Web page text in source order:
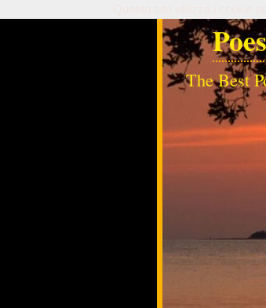
The Best